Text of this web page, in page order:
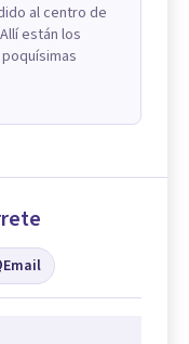
al centro de
están los
Email